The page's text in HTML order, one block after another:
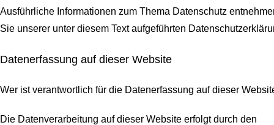
Ausführliche Informationen zum Thema Datenschutz
Sie unserer unter diesem Text aufgeführten
Datenerfassung auf dieser Website
Wer ist verantwortlich für die Datenerfassung auf dieser
Die Datenverarbeitung auf dieser Website erfolgt durch den